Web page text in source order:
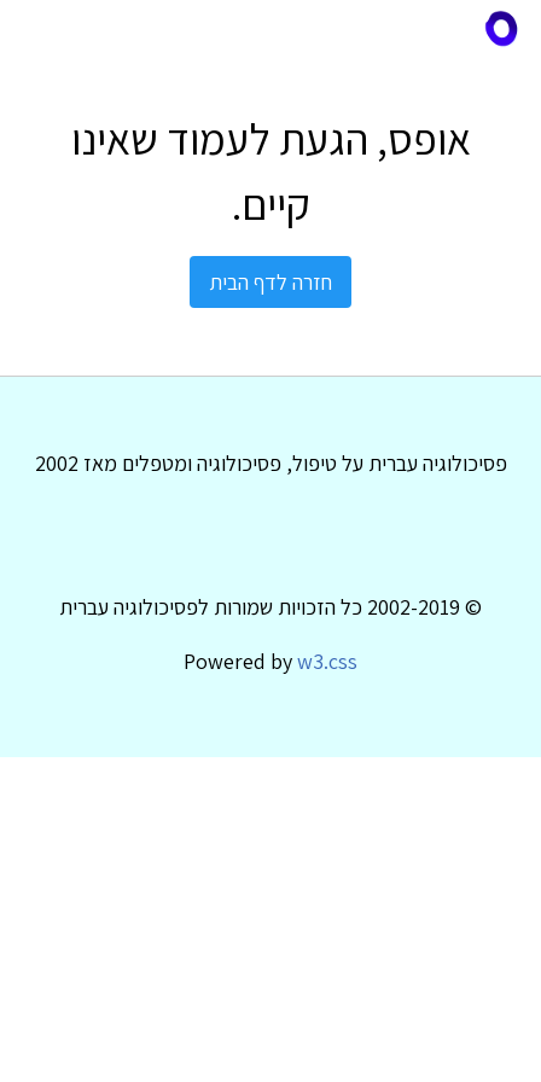
אופס, הגעת לעמוד שאינו
קיים.
חזרה לדף הבית
פסיכולוגיה עברית על טיפול, פסיכולוגיה ומטפלים מאז 2002
© 2002-2019 כל הזכויות שמורות לפסיכולוגיה עברית
Powered byw3.css